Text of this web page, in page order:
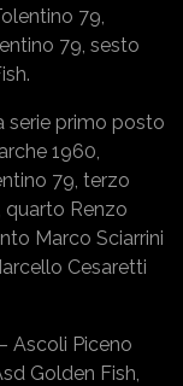
79,
79, sesto
serie primo posto
1960,
79, terzo
quarto Renzo
Marco Sciarrini
Cesaretti
Ascoli Piceno
Golden Fish,